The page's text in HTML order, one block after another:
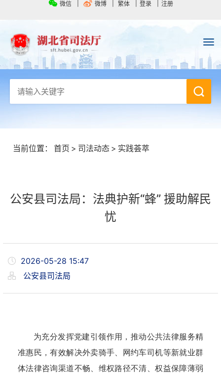
微信 微博 繁体 登录 注册
当前位置： 首页 > 司法动态 > 实践荟萃
公安县司法局：法典护新“蜂” 援助解民
忧
2026-05-28 15:47
公安县司法局
为充分发挥党建引领作用，推动公共法律服务精
准惠民，有效解决外卖骑手、网约车司机等新就业群
体法律咨询渠道不畅、维权路径不清、权益保障薄弱